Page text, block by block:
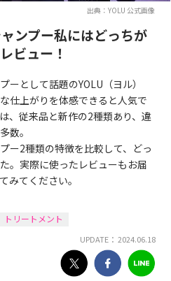
出典：YOLU 公式画像
ンプー私にはどっちが
ビュー！
ーとして話題のYOLU（ヨル）
仕上がりを体感できると人気で
、従来品と新作の2種類あり、違
数。
ー2種類の特徴を比較して、どっ
。実際に使ったレビューもお届
みてください。
トリートメント
UPDATE： 2024.06.18